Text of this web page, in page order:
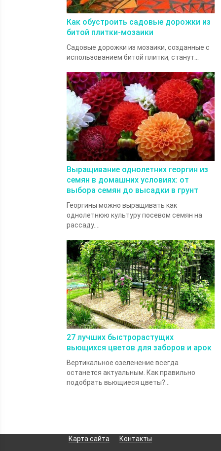
Как обустроить садовые дорожки из
битой плитки-мозаики
Садовые дорожки из мозаики, созданные с
использованием битой плитки, станут...
Выращивание однолетних георгин из
семян в домашних условиях: от
выбора семян до высадки в грунт
Георгины можно выращивать как
однолетнюю культуру посевом семян на
рассаду....
27 лучших быстрорастущих
вьющихся цветов для заборов и арок
Вертикальное озеленение всегда
останется актуальным. Как правильно
подобрать вьющиеся цветы?...
Карта сайта Контакты